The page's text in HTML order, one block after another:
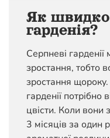
Як швидко
гарденія?
Серпневі
зростання, тобто
зростання
гарденії
цвісти. Коли вони
3 місяців за один